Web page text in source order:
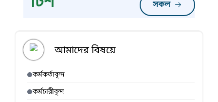
সকল
আমাদের বিষয়ে
কর্মকর্তাবৃন্দ
কর্মচারীবৃন্দ